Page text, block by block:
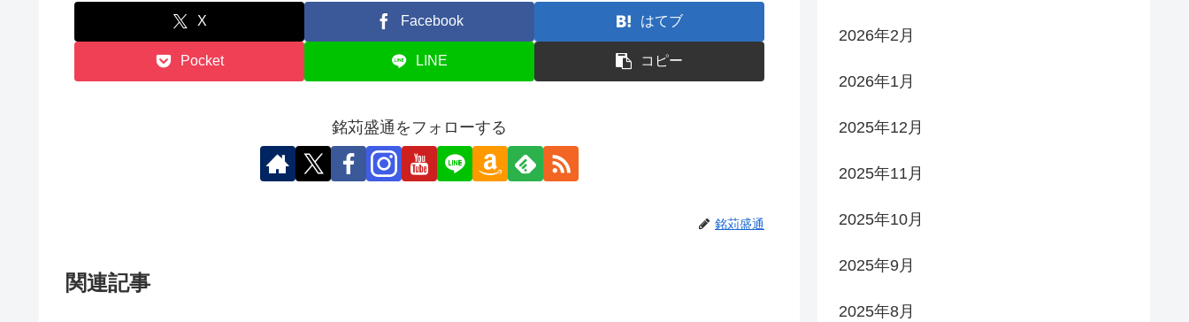
X Facebook はてブ
Pocket LINE コピー
銘苅盛通をフォローする
銘苅盛通
関連記事
2026年2月
2026年1月
2025年12月
2025年11月
2025年10月
2025年9月
2025年8月